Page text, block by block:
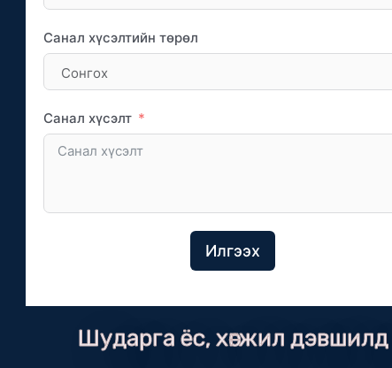
Санал хүсэлтийн төрөл
Санал хүсэлт
Илгээх
Шударга ёс, хөгжил дэвшилд